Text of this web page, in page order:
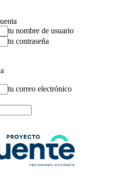
tu nombre de usuario
tu contraseña
tu correo electrónico